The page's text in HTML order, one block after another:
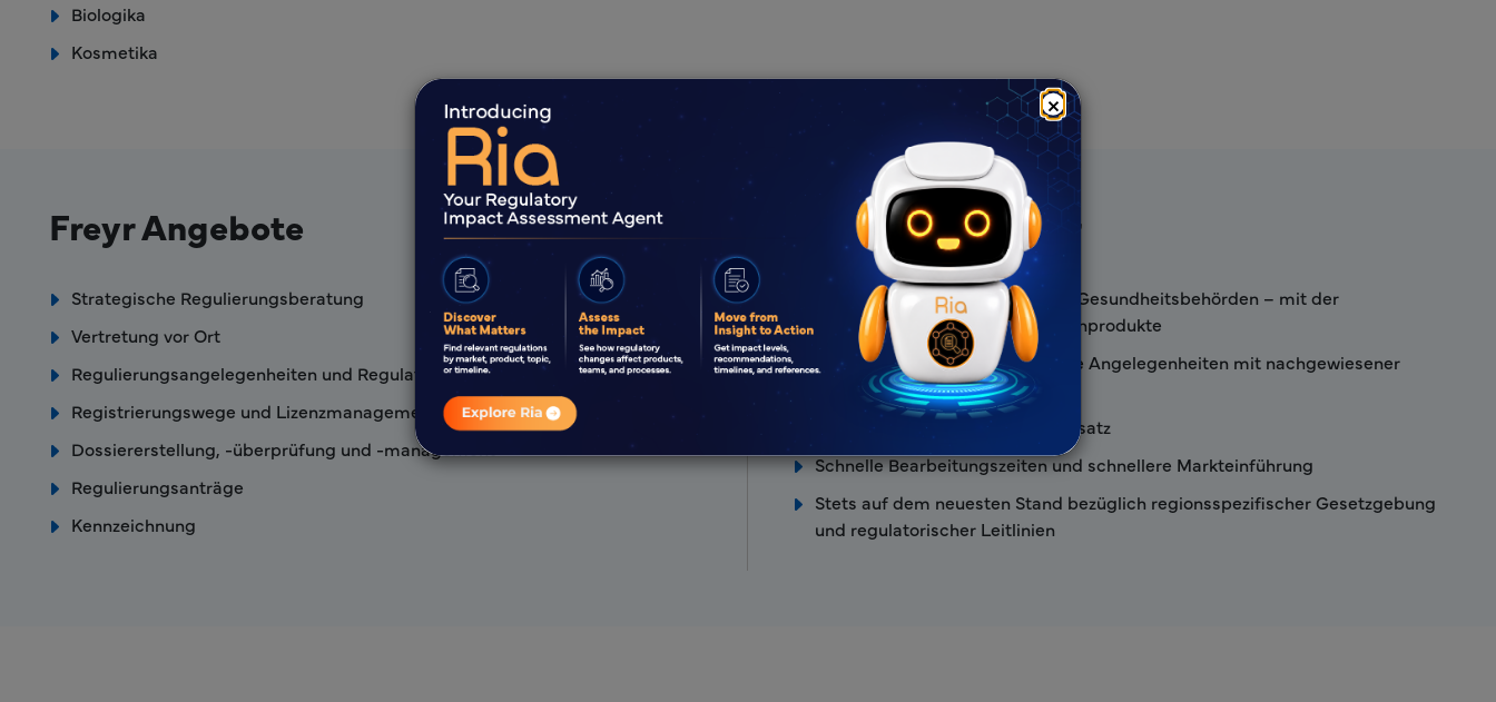
×
Biologika
Kosmetika
Freyr Angebote
Strategische Regulierungsberatung
Vertretung vor Ort
Regulierungsangelegenheiten und Regulatory Intelligence
Registrierungswege und Lizenzmanagement-Dienstleistungen
Dossiererstellung, -überprüfung und -management
Regulierungsanträge
Kennzeichnung
Vorteile von Freyr
Strategische lokale Kontakte zu Gesundheitsbehörden – mit der
Regulierungsbehörde für Medizinprodukte
Expertenteam für regulatorische Angelegenheiten mit nachgewiesener
globaler RA-Expertise
Proaktiver und kollaborativer Ansatz
Schnelle Bearbeitungszeiten und schnellere Markteinführung
Stets auf dem neuesten Stand bezüglich regionsspezifischer Gesetzgebung
und regulatorischer Leitlinien